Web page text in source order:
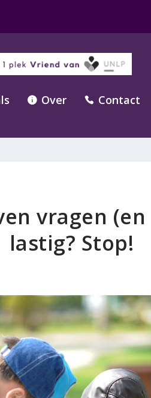
 Over  Contact
vragen
lastig? Stop!